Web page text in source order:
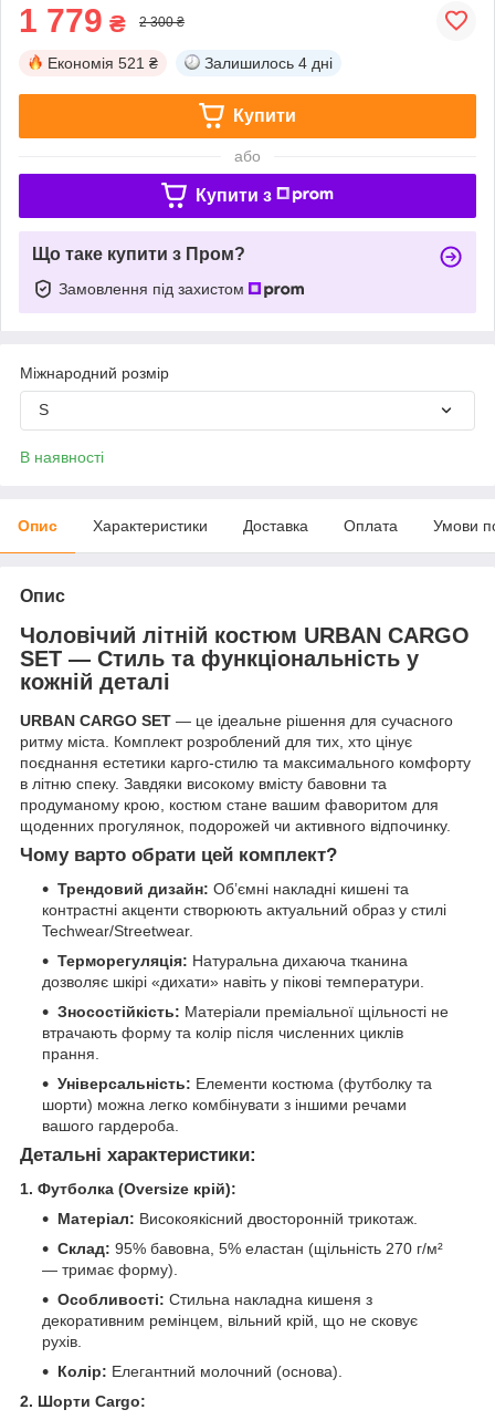
1 779 ₴ 2 300 ₴
Економія 521 ₴ Залишилось 4 дні
Купити
або
Купити з
Що таке купити з Пром?
Замовлення під захистом
Міжнародний розмір
S
В наявності
Опис Характеристики Доставка Оплата Умови
Опис
Чоловічий літній костюм URBAN CARGO
SET — Стиль та функціональність у
кожній деталі
URBAN CARGO SET — це ідеальне рішення для сучасного
ритму міста. Комплект розроблений для тих, хто цінує
поєднання естетики карго-стилю та максимального комфорту
в літню спеку. Завдяки високому вмісту бавовни та
продуманому крою, костюм стане вашим фаворитом для
щоденних прогулянок, подорожей чи активного відпочинку.
Чому варто обрати цей комплект?
Трендовий дизайн: Об’ємні накладні кишені та
контрастні акценти створюють актуальний образ у стилі
Techwear/Streetwear.
Терморегуляція: Натуральна дихаюча тканина
дозволяє шкірі «дихати» навіть у пікові температури.
Зносостійкість: Матеріали преміальної щільності не
втрачають форму та колір після численних циклів
прання.
Універсальність: Елементи костюма (футболку та
шорти) можна легко комбінувати з іншими речами
вашого гардероба.
Детальні характеристики:
1. Футболка (Oversize крій):
Матеріал: Високоякісний двосторонній трикотаж.
Склад: 95% бавовна, 5% еластан (щільність 270 г/м²
— тримає форму).
Особливості: Стильна накладна кишеня з
декоративним ремінцем, вільний крій, що не сковує
рухів.
Колір: Елегантний молочний (основа).
2. Шорти Cargo: